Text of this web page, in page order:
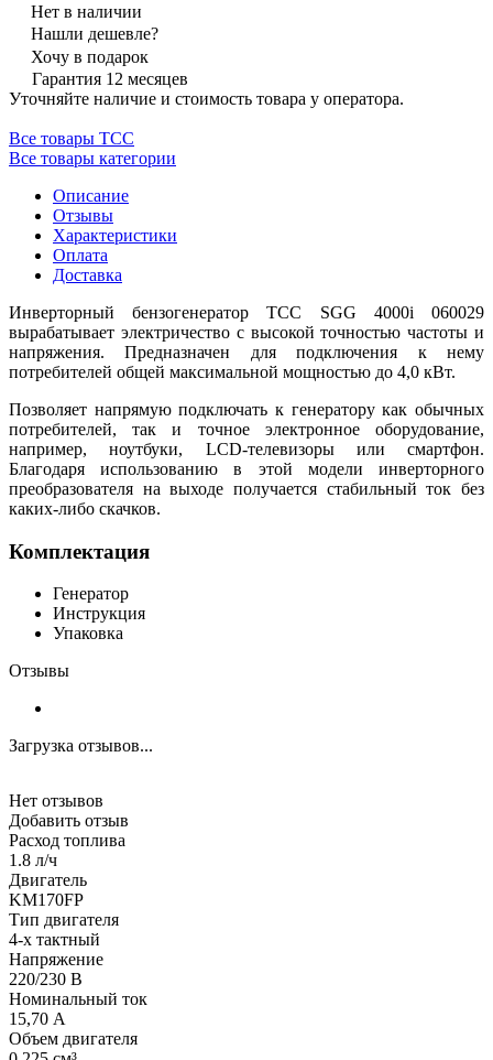
Нет в наличии
Нашли дешевле?
Хочу в подарок
Гарантия 12 месяцев
Уточняйте наличие и стоимость товара у оператора.
Все товары ТСС
Все товары категории
Описание
Отзывы
Характеристики
Оплата
Доставка
Инверторный бензогенератор ТСС SGG 4000i 060029
вырабатывает электричество с высокой точностью частоты и
напряжения. Предназначен для подключения к нему
потребителей общей максимальной мощностью до 4,0 кВт.
Позволяет напрямую подключать к генератору как обычных
потребителей, так и точное электронное оборудование,
например, ноутбуки, LCD-телевизоры или смартфон.
Благодаря использованию в этой модели инверторного
преобразователя на выходе получается стабильный ток без
каких-либо скачков.
Комплектация
Генератор
Инструкция
Упаковка
Отзывы
Загрузка отзывов...
Нет отзывов
Добавить отзыв
Расход топлива
1.8 л/ч
Двигатель
KM170FP
Тип двигателя
4-х тактный
Напряжение
220/230 В
Номинальный ток
15,70 А
Объем двигателя